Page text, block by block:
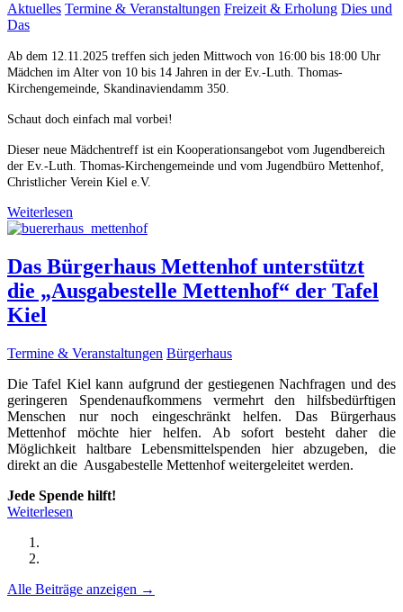
Aktuelles Termine & Veranstaltungen Freizeit & Erholung Dies und
Das
Ab dem 12.11.2025 treffen sich jeden Mittwoch von 16:00 bis 18:00 Uhr
Mädchen im Alter von 10 bis 14 Jahren in der Ev.-Luth. Thomas-
Kirchengemeinde, Skandinaviendamm 350.
Schaut doch einfach mal vorbei!
Dieser neue Mädchentreff ist ein Kooperationsangebot vom Jugendbereich
der Ev.-Luth. Thomas-Kirchengemeinde und vom Jugendbüro Mettenhof,
Christlicher Verein Kiel e.V.
Weiterlesen
Das Bürgerhaus Mettenhof unterstützt
die „Ausgabestelle Mettenhof“ der Tafel
Kiel
Termine & Veranstaltungen Bürgerhaus
Die Tafel Kiel kann aufgrund der gestiegenen Nachfragen und des
geringeren Spendenaufkommens vermehrt den hilfsbedürftigen
Menschen nur noch eingeschränkt helfen. Das Bürgerhaus
Mettenhof möchte hier helfen. Ab sofort besteht daher die
Möglichkeit haltbare Lebensmittelspenden hier abzugeben, die
direkt an die Ausgabestelle Mettenhof weitergeleitet werden.
Jede Spende hilft!
Weiterlesen
Alle Beiträge anzeigen →